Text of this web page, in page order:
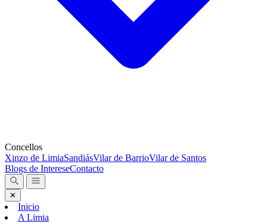
Concellos
Xinzo de LimiaSandiásVilar de BarrioVilar de Santos
Blogs de IntereseContacto
✕
Inicio
A Limia